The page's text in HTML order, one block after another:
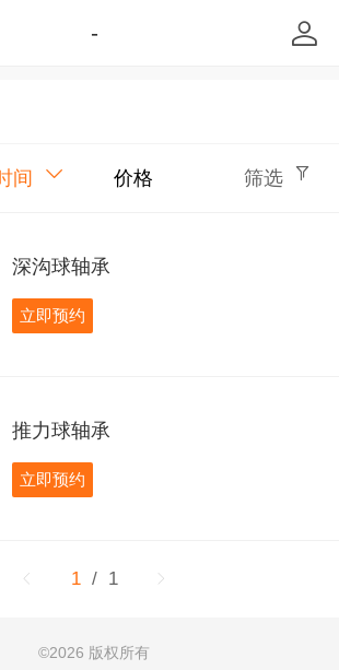
-
间 价格 筛选
深沟球轴承
立即预约
推力球轴承
立即预约
1 / 1
©2026 版权所有